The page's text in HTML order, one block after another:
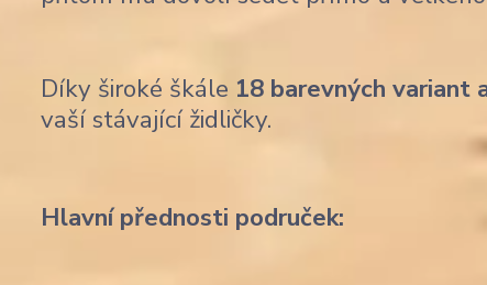
Díky široké škále 18 barevných variant
vaší stávající židličky.
Hlavní přednosti područek: